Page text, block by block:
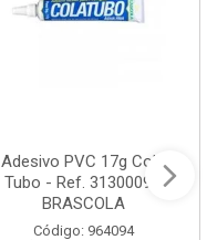
Adesivo PVC 17g Cola
Tubo - Ref. 3130009 -
BRASCOLA
Código: 964094